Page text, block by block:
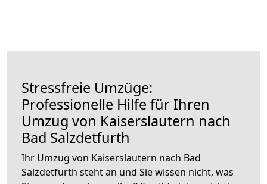
Stressfreie Umzüge:
Professionelle Hilfe für Ihren
Umzug von Kaiserslautern nach
Bad Salzdetfurth
Ihr Umzug von Kaiserslautern nach Bad
Salzdetfurth steht an und Sie wissen nicht, was